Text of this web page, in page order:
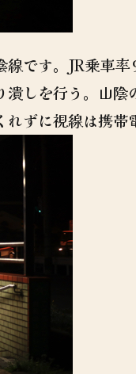
です。JR乗車
しを行う。山
ずに視線は携帯